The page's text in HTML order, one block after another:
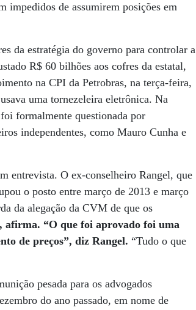
impedidos de assumirem posições em
da estratégia do governo para controlar a
R$ 60 bilhões aos cofres da estatal,
na CPI da Petrobras, na terça-feira,
uma tornezeleira eletrônica. Na
formalmente questionada por
independentes, como Mauro Cunha e
entrevista. O ex-conselheiro Rangel, que
o posto entre março de 2013 e março
da alegação da CVM de que os
afirma. “O que foi aprovado foi uma
de preços”, diz Rangel. “Tudo o que
pesada para os advogados
do ano passado, em nome de